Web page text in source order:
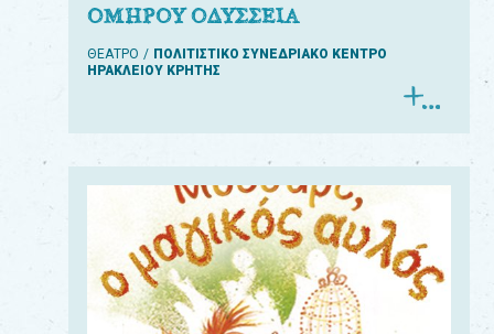
ΟΜΗΡΟΥ ΟΔΥΣΣΕΙΑ
ΘΕΑΤΡΟ
ΠΟΛΙΤΙΣΤΙΚΟ ΣΥΝΕΔΡΙΑΚΟ ΚΕΝΤΡΟ
ΗΡΑΚΛΕΙΟΥ ΚΡΗΤΗΣ